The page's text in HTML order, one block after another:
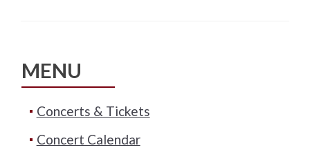
MENU
Concerts & Tickets
Concert Calendar